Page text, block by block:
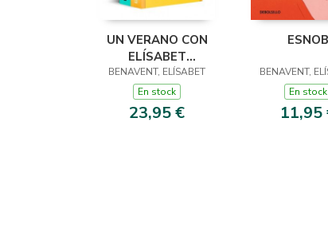
UN VERANO CON
ELÍSABET
BENAVENT. MI ISLA ·
TODA LA VERDAD
DE MIS MENTIRAS
BENAVENT, ELÍSABET
En stock
23,95 €
ESNOB
BENAVENT,
En stock
11,95